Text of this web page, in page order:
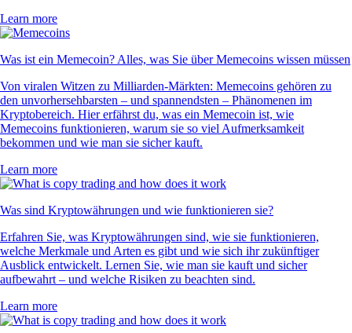
Learn more
Was ist ein Memecoin? Alles, was Sie über Memecoins wissen müssen
Von viralen Witzen zu Milliarden-Märkten: Memecoins gehören zu
den unvorhersehbarsten – und spannendsten – Phänomenen im
Kryptobereich. Hier erfährst du, was ein Memecoin ist, wie
Memecoins funktionieren, warum sie so viel Aufmerksamkeit
bekommen und wie man sie sicher kauft.
Learn more
Was sind Kryptowährungen und wie funktionieren sie?
Erfahren Sie, was Kryptowährungen sind, wie sie funktionieren,
welche Merkmale und Arten es gibt und wie sich ihr zukünftiger
Ausblick entwickelt. Lernen Sie, wie man sie kauft und sicher
aufbewahrt – und welche Risiken zu beachten sind.
Learn more